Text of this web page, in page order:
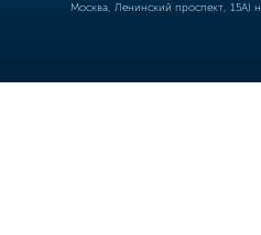
Москва, Ленинский проспект, 15А)